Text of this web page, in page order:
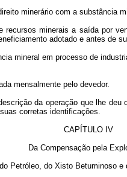
minerário com a substância
minerais a saída por
adotado e antes de
mineral em processo de
mensalmente pelo devedor.
da operação que lhe
corretas identificações.
CAPÍTULO IV
Da Compensação pela
do Petróleo, do Xisto Betuminoso e